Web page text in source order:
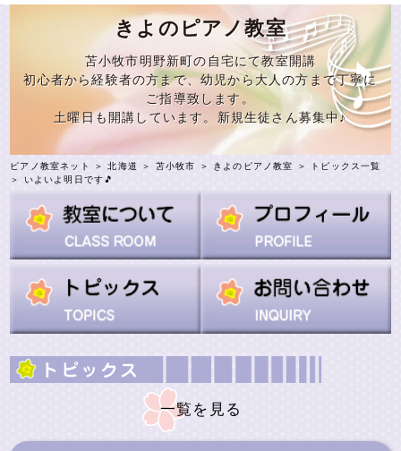
きよのピアノ教室
苫小牧市明野新町の自宅にて教室開講
初心者から経験者の方まで、幼児から大人の方まで丁寧に
ご指導致します。
土曜日も開講しています。新規生徒さん募集中♪
ピアノ教室ネット ＞北海道 ＞ 苫小牧市 ＞ きよのピアノ教室 ＞
トピックス一覧
＞ いよいよ明日です🎵
一覧を見る